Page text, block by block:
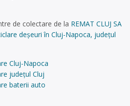
de colectare de la REMAT CLUJ SA
deșeuri în Cluj-Napoca, județul
Cluj-Napoca
județul Cluj
baterii auto